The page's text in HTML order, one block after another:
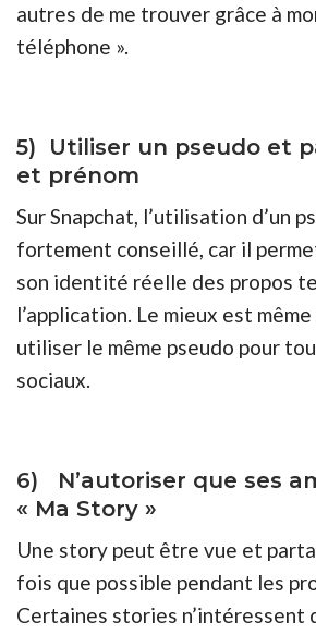
autres de me trouver grâce à
téléphone ».
5) Utiliser un pseudo et
et prénom
Sur Snapchat, l’utilisation d’un
fortement conseillé, car il
son identité réelle des propos
l’application. Le mieux est
utiliser le même pseudo pour
sociaux.
6) N’autoriser que ses
« Ma Story »
Une story peut être vue et
fois que possible pendant les
Certaines stories n’intéressent